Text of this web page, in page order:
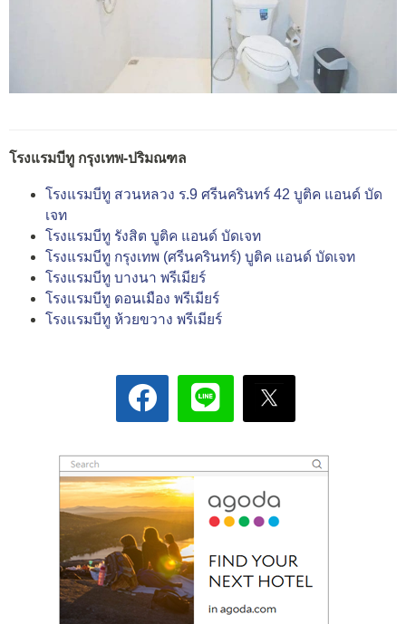
โรงแรมบีทู กรุงเทพ-ปริมณฑล
โรงแรมบีทู สวนหลวง ร.9 ศรีนครินทร์ 42 บูติค แอนด์ บัด
เจท
โรงแรมบีทู รังสิต บูติค แอนด์ บัดเจท
โรงแรมบีทู กรุงเทพ (ศรีนครินทร์) บูติค แอนด์ บัดเจท
โรงแรมบีทู บางนา พรีเมียร์
โรงแรมบีทู ดอนเมือง พรีเมียร์
โรงแรมบีทู ห้วยขวาง พรีเมียร์